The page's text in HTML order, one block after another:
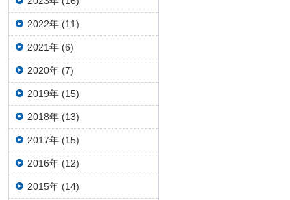
2022年 (11)
2021年 (6)
2020年 (7)
2019年 (15)
2018年 (13)
2017年 (15)
2016年 (12)
2015年 (14)